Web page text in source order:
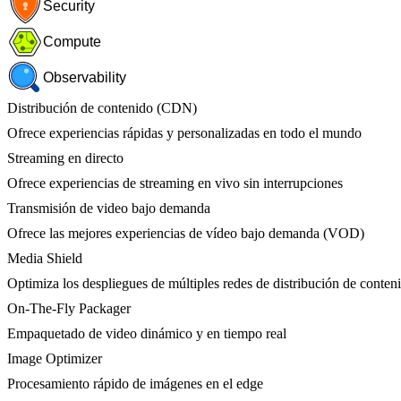
Security
Compute
Observability
Distribución de contenido (CDN)
Ofrece experiencias rápidas y personalizadas en todo el mundo
Streaming en directo
Ofrece experiencias de streaming en vivo sin interrupciones
Transmisión de video bajo demanda
Ofrece las mejores experiencias de vídeo bajo demanda (VOD)
Media Shield
Optimiza los despliegues de múltiples redes de distribución de
On-The-Fly Packager
Empaquetado de video dinámico y en tiempo real
Image Optimizer
Procesamiento rápido de imágenes en el edge